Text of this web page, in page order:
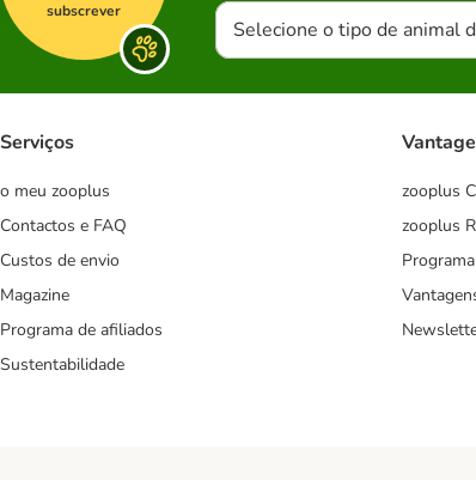
subscrever
Selecione o tipo de animal
Serviços
o meu zooplus
Contactos e FAQ
Custos de envio
Magazine
Programa de afiliados
Sustentabilidade
zooplus
zooplus